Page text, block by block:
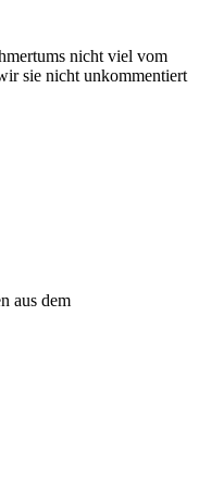
nicht viel vom
sie nicht unkommentiert
aus dem